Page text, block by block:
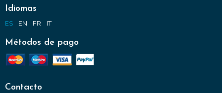
Idiomas
ES EN FR IT
Métodos de pago
Contacto